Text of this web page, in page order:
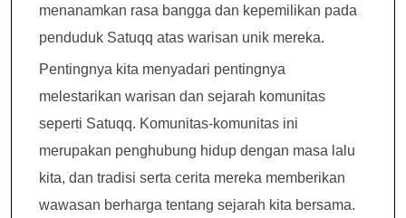
menanamkan rasa bangga dan kepemilikan pada
penduduk Satuqq atas warisan unik mereka.
Pentingnya kita menyadari pentingnya
melestarikan warisan dan sejarah komunitas
seperti Satuqq. Komunitas-komunitas ini
merupakan penghubung hidup dengan masa lalu
kita, dan tradisi serta cerita mereka memberikan
wawasan berharga tentang sejarah kita bersama.